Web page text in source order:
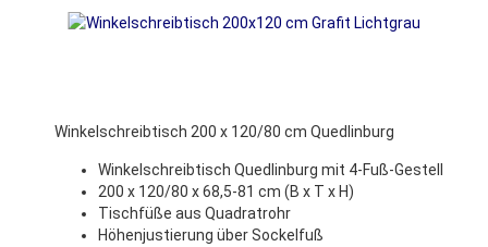
Winkelschreibtisch 200 x 120/80 cm Quedlinburg
Winkelschreibtisch Quedlinburg mit 4-Fuß-Gestell
200 x 120/80 x 68,5-81 cm (B x T x H)
Tischfüße aus Quadratrohr
Höhenjustierung über Sockelfuß